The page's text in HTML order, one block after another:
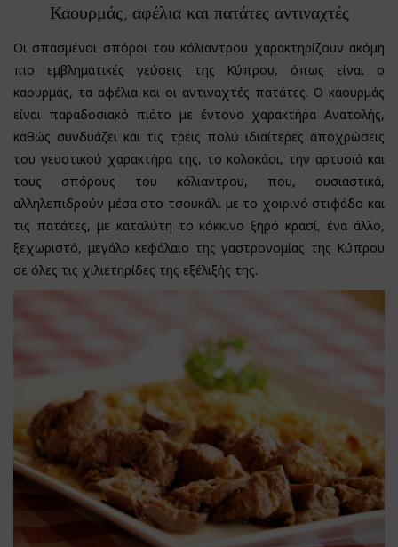
Καουρμάς, αφέλια και πατάτες αντιναχτές
Οι σπασμένοι σπόροι του κόλιαντρου χαρακτηρίζουν ακόμη
πιο εμβληματικές γεύσεις της Κύπρου, όπως είναι ο
καουρμάς, τα αφέλια και οι αντιναχτές πατάτες. Ο καουρμάς
είναι παραδοσιακό πιάτο με έντονο χαρακτήρα Ανατολής,
καθώς συνδυάζει και τις τρεις πολύ ιδιαίτερες αποχρώσεις
του γευστικού χαρακτήρα της, το κολοκάσι, την αρτυσιά και
τους σπόρους του κόλιαντρου, που, ουσιαστικά,
αλληλεπιδρούν μέσα στο τσουκάλι με το χοιρινό στιφάδο και
τις πατάτες, με καταλύτη το κόκκινο ξηρό κρασί, ένα άλλο,
ξεχωριστό, μεγάλο κεφάλαιο της γαστρονομίας της Κύπρου
σε όλες τις χιλιετηρίδες της εξέλιξής της.